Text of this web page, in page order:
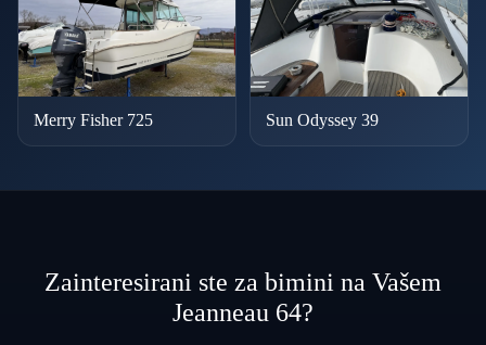
Merry Fisher 725 Sun Odyssey 39
Zainteresirani ste za bimini na Vašem
Jeanneau 64?